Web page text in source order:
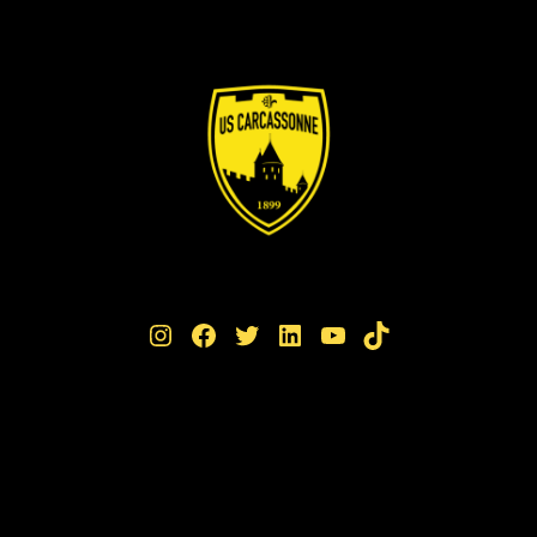
Instagram Facebook Twitter LinkedIn YouTube TikTok